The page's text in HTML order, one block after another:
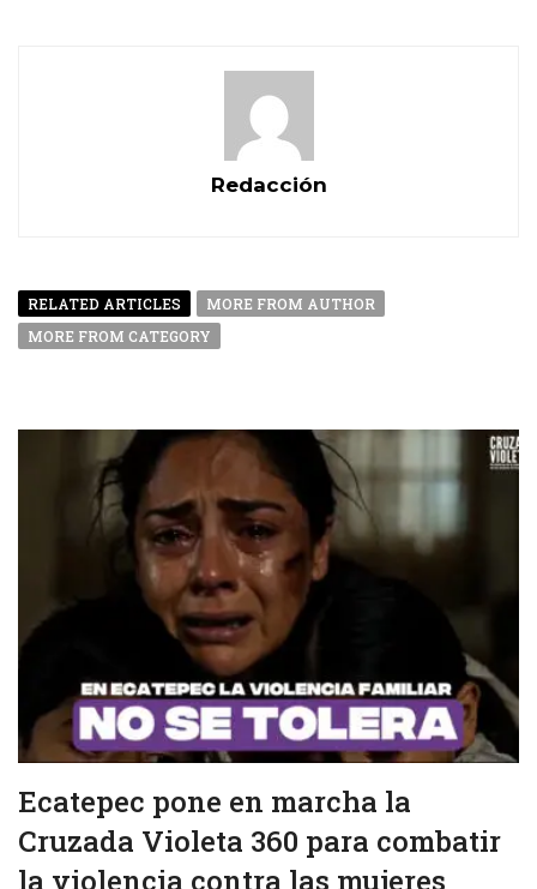
Redacción
RELATED ARTICLES
MORE FROM AUTHOR
MORE FROM CATEGORY
Ecatepec pone en marcha la
Cruzada Violeta 360 para combatir
la violencia contra las mujeres